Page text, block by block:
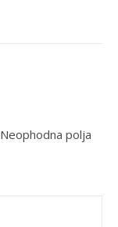
Neophodna polja